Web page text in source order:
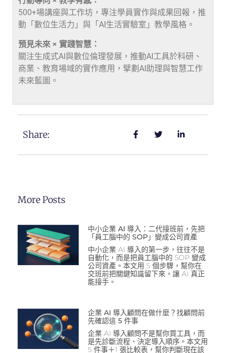
500+場講座與工作坊，專注學員實作與成果回報，推
動「數位生活力」與「AI生活實驗室」教學風格。
預見未來 × 實踐智慧：
關注生成式AI與數位倫理發展，推動AI工具於科研、
商業、教育場域的實作應用，擘劃AI助理與智慧工作
未來藍圖。
Share:
More Posts
中小企業 AI 導入：二代接班前，先把
「員工腦中的 SOP」變成公司資產
中小企業 AI 導入的第一步，往往不是
自動化，而是把員工腦中的 SOP 變成
公司資產。本文用 5 個步驟，幫你在
交班前把關鍵知識留下來，讓 AI 真正
能接手。
企業 AI 導入顧問在做什麼？找顧問前
先確認這 5 件事
企業 AI 導入顧問不是幫你買工具，而
是先診斷流程、決定導入順序。本文用
5 件事＋1 張比較表，幫你判斷現在該